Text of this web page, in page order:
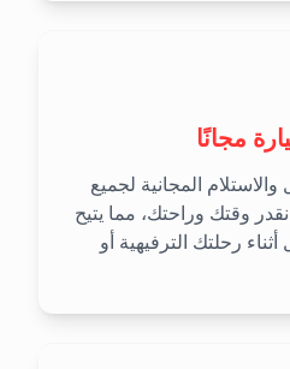
مجانًا
المجانية لجميع
وقتك وراحتك، مما يتيح
رحلتك الترفيهية أو